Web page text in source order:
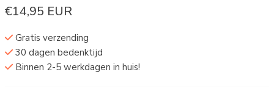
€14,95 EUR
Gratis verzending
30 dagen bedenktijd
Binnen 2-5 werkdagen in huis!